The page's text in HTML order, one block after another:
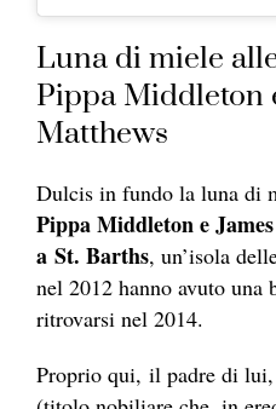
Luna di miele
Pippa Middleton
Matthews
Dulcis in fundo la luna di
Pippa Middleton e
a St. Barths, un’isola
nel 2012 hanno avuto una
ritrovarsi nel 2014.
Proprio qui, il padre di